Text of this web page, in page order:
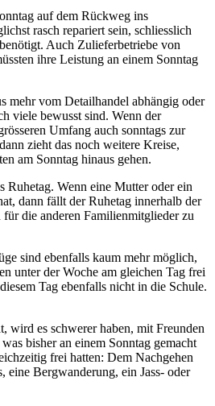
auf dem Rückweg ins
rasch repariert sein, schliesslich
Auch Zulieferbetriebe von
ihre Leistung an einem Sonntag
mehr vom Detailhandel abhängig oder
viele bewusst sind. Wenn der
Umfang auch sonntags zur
zieht das noch weitere Kreise,
am Sonntag hinaus gehen.
Ruhetag. Wenn eine Mutter oder ein
dann fällt der Ruhetag innerhalb der
die anderen Familienmitglieder zu
sind ebenfalls kaum mehr möglich,
unter der Woche am gleichen Tag frei
Tag ebenfalls nicht in die Schule.
wird es schwerer haben, mit Freunden
bisher an einem Sonntag gemacht
frei hatten: Dem Nachgehen
eine Bergwanderung, ein Jass- oder